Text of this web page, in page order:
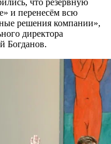
что резервную
и перенесём всю
решения компании»,
директора
Богданов.